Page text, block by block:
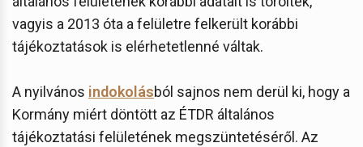
vagyis a 2013 óta a felületre felkerült korábbi
tájékoztatások is elérhetetlenné váltak.
A nyilvános indokolásból sajnos nem derül ki, hogy a
Kormány miért döntött az ÉTDR általános
tájékoztatási felületének megszüntetéséről. Az